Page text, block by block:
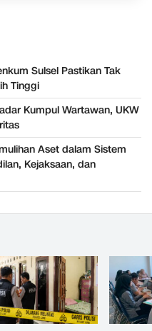
Sulsel Pastikan Tak
Tinggi
Kumpul Wartawan, UKW
Aset dalam Sistem
Kejaksaan, dan